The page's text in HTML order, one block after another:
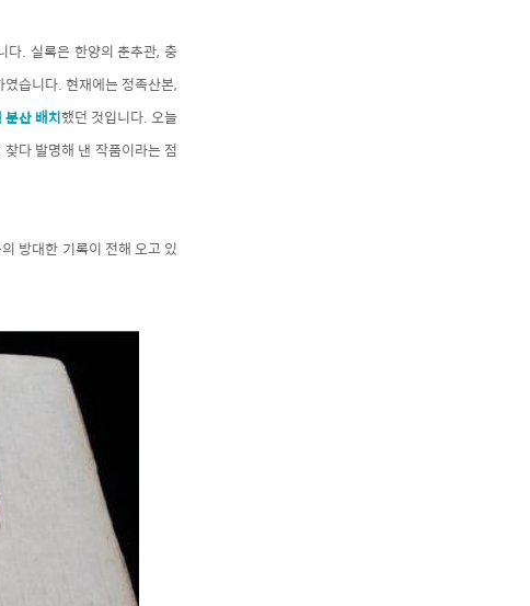
다. 실록은 한양의 춘추관, 충
습니다. 현재에는 정족산본,
산 배치했던 것입니다. 오늘
다 발명해 낸 작품이라는 점
의 방대한 기록이 전해 오고 있